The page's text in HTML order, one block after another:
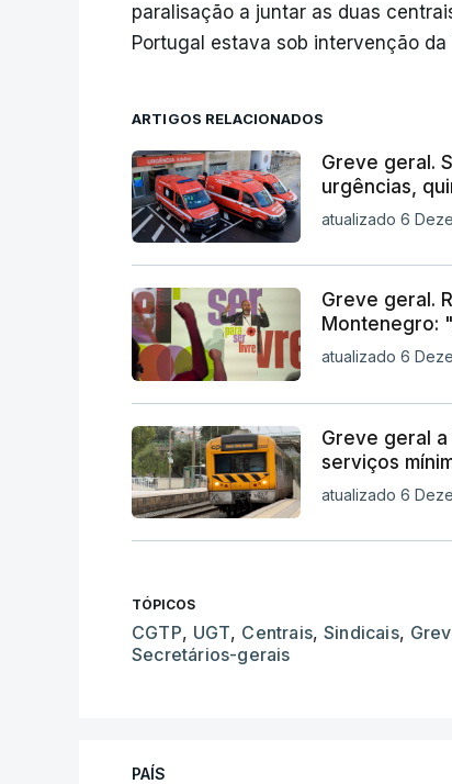
paralisação a juntar as duas
Portugal estava sob intervenção da
ARTIGOS RELACIONADOS
Greve geral.
urgências,
atualizado 6
Greve geral.
Montenegro:
atualizado 6
Greve geral
serviços
atualizado 6
TÓPICOS
CGTP, UGT, Centrais,Sindicais,
Secretários-gerais
PAÍS